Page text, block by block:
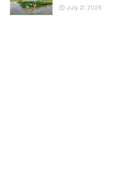
July 21, 2026